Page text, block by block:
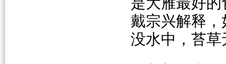
戴宗兴解释
没水中，苔